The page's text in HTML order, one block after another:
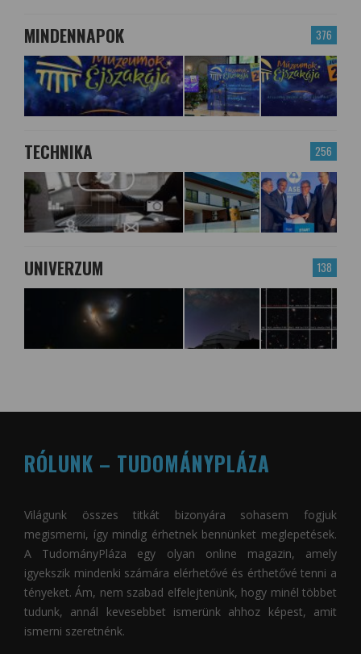
376
MINDENNAPOK
256
TECHNIKA
138
UNIVERZUM
RÓLUNK – TUDOMÁNYPLÁZA
Világunk összes titkát bizonyára sohasem fogjuk
megismerni, így mindig érhetnek bennünket meglepetések.
A TudományPláza egy olyan online magazin, amely
igyekszik mindenki számára elérhetővé és érthetővé tenni a
tényeket. Ám, nem szabad elfelejtenünk, hogy minél többet
tudunk, annál kevesebbet ismerünk ahhoz képest, amit
ismerni szeretnénk.